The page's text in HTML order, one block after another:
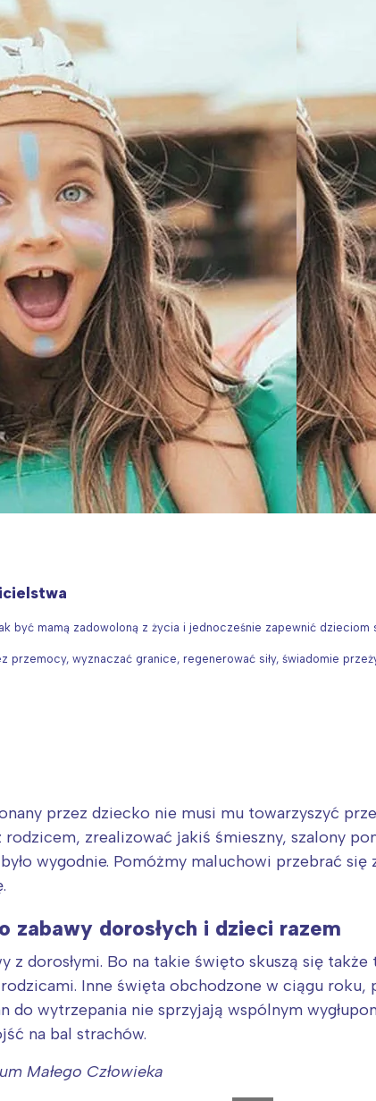
być mamą zadowoloną z życia i jednocześnie zapewnić
przemocy, wyznaczać granice, regenerować siły, świadomie
przez dziecko nie musi mu towarzyszyć
zrealizować jakiś śmieszny, szalony
wygodnie. Pomóżmy maluchowi przebrać
zabawy dorosłych i dzieci razem
z dorosłymi. Bo na takie święto skuszą się
Inne święta obchodzone w ciągu
do wytrzepania nie sprzyjają wspólnym
na bal strachów.
Małego Człowieka